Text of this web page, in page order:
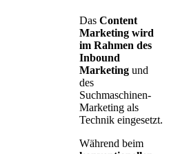
Das Content
Marketing wird
im Rahmen des
Inbound
Marketing und
des
Suchmaschinen-
Marketing als
Technik eingesetzt.
Während beim